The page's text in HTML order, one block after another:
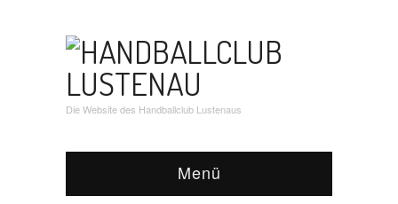
Die Website des Handballclub Lustenaus
Menü